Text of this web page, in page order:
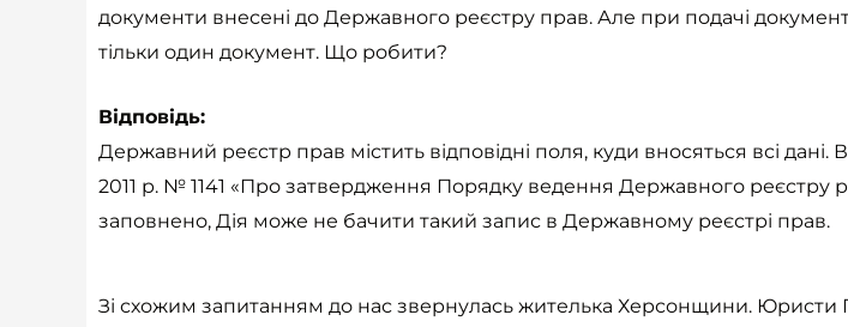
документи внесені до Державного реєстру прав. Але при подачі
тільки один документ. Що робити?
Відповідь:
Державний реєстр прав містить відповідні поля, куди вносяться всі дані.
2011 р. № 1141 «Про затвердження Порядку ведення Державного
заповнено, Дія може не бачити такий запис в Державному реєстрі прав.
Зі схожим запитанням до нас звернулась жителька Херсонщини. Юристи